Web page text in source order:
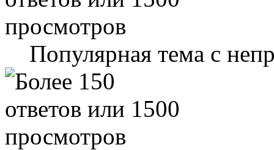
Популярная тема с